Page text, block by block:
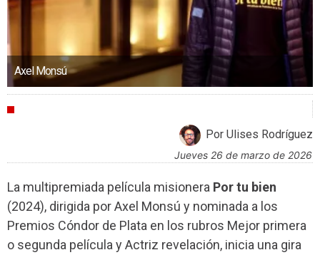
Axel Monsú
Por Ulises Rodríguez
jueves 26 de marzo de 2026
La multipremiada película misionera Por tu bien
(2024), dirigida por Axel Monsú y nominada a los
Premios Cóndor de Plata en los rubros Mejor primera
o segunda película y Actriz revelación, inicia una gira